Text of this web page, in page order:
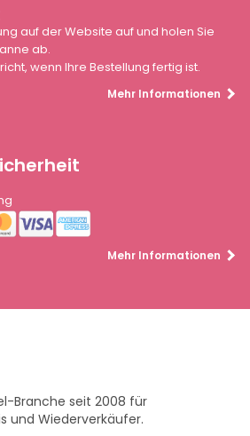
auf der Website auf und holen Sie
ab.
wenn Ihre Bestellung fertig ist.
Mehr Informationen
Mehr Informationen
Branche seit 2008 für
und Wiederverkäufer.